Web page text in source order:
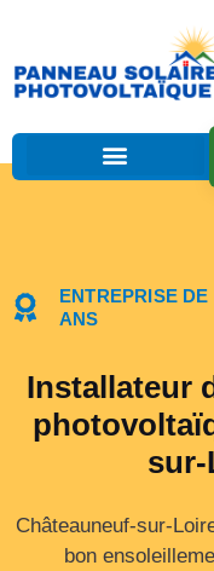
ENTREPRISE
ANS
Installateur
sur-
Châteauneuf-sur-
bon